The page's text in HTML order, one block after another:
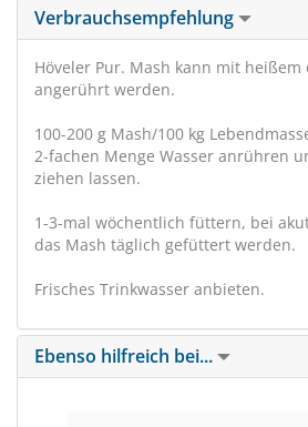
Verbrauchsempfehlung
Höveler Pur. Mash kann mit heißem
angerührt werden.
100-200 g Mash/100 kg
2-fachen Menge Wasser anrühren
ziehen lassen.
1-3-mal wöchentlich füttern, bei
das Mash täglich gefüttert werden.
Frisches Trinkwasser anbieten.
Ebenso hilfreich bei...